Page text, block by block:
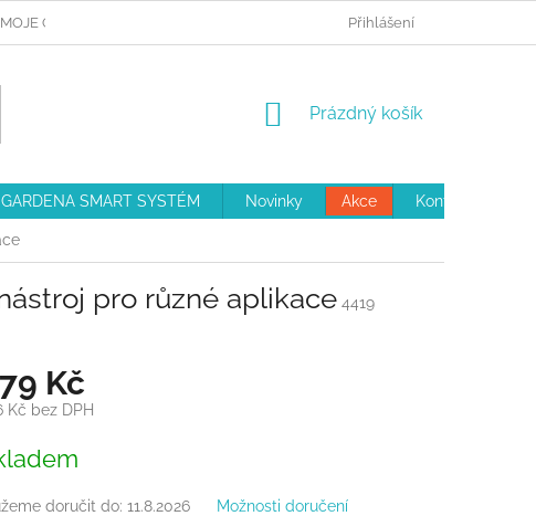
MOJE OBJEDNÁVKA OBCHODNÍ PODMÍNKY
Přihlášení
NÁKUPNÍ
Prázdný košík
GARDENA SMART SYSTÉM Novinky Akce Kontakty
pro různé aplikace 4419
Kč
Kč bez DPH
doručit do: 11.8.2026 Možnosti doručení